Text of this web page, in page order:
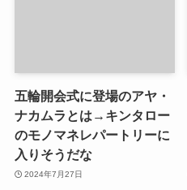
五輪開会式に登場のアヤ・
ナカムラとは→キンタロー
のモノマネレパートリーに
入りそうだな
2024年7月27日